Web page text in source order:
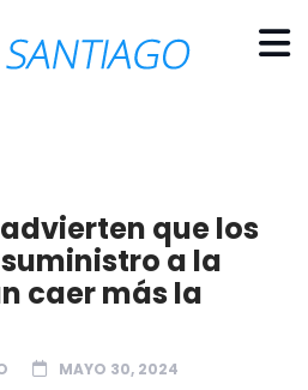
que los
a la
caer más la
MAYO 30, 2024